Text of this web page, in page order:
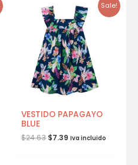
Sale!
VESTIDO PAPAGAYO
BLUE
$24.63 $7.39 Iva incluido